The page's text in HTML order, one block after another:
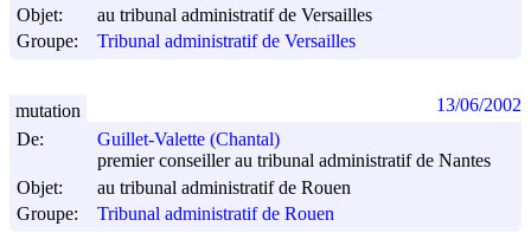
Objet:
au tribunal administratif de Versailles
Groupe:
Tribunal administratif de Versailles
De:
Guillet-Valette (Chantal)
premier conseiller au tribunal administratif de Nantes
Objet:
au tribunal administratif de Rouen
Groupe:
Tribunal administratif de Rouen
mutation 13/06/2002